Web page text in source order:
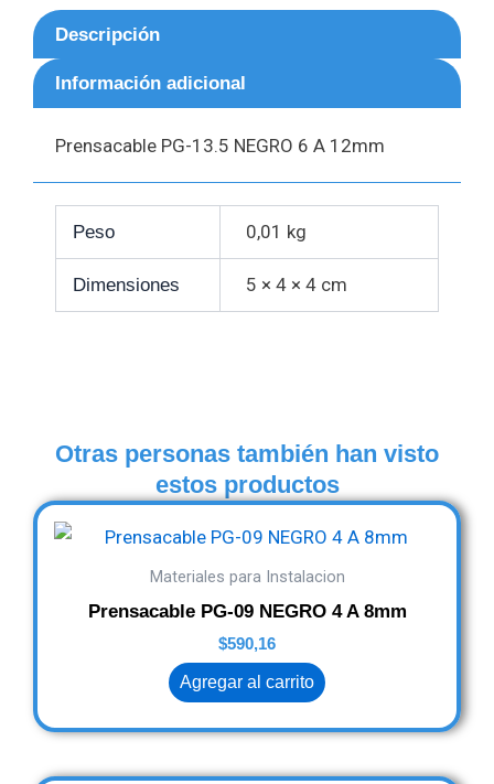
Descripción
Información adicional
Prensacable PG-13.5 NEGRO 6 A 12mm
Peso 0,01 kg
Dimensiones 5 × 4 × 4 cm
Otras personas también han visto
estos productos
Materiales para Instalacion
Prensacable PG-09 NEGRO 4 A 8mm
$590,16
Agregar al carrito